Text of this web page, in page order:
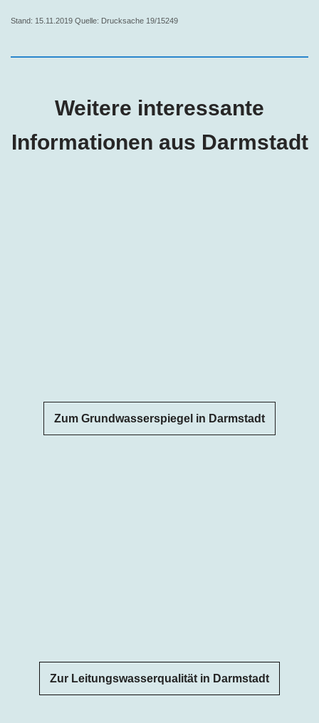
Stand: 15.11.2019 Quelle: Drucksache 19/15249
Weitere interessante
Informationen aus Darmstadt
Zum Grundwasserspiegel in Darmstadt
Zur Leitungswasserqualität in Darmstadt